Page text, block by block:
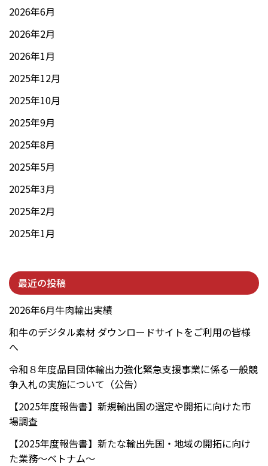
2026年6月
2026年2月
2026年1月
2025年12月
2025年10月
2025年9月
2025年8月
2025年5月
2025年3月
2025年2月
2025年1月
最近の投稿
2026年6月牛肉輸出実績
和牛のデジタル素材 ダウンロードサイトをご利用の皆様
へ
令和８年度品目団体輸出力強化緊急支援事業に係る一般競
争入札の実施について（公告）
【2025年度報告書】新規輸出国の選定や開拓に向けた市
場調査
【2025年度報告書】新たな輸出先国・地域の開拓に向け
た業務～ベトナム～